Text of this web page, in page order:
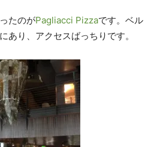
たのがPagliacci Pizzaです。ベル
あり、アクセスばっちりです。